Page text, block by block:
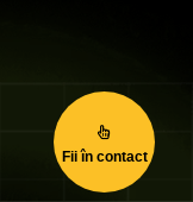
Fii în contact